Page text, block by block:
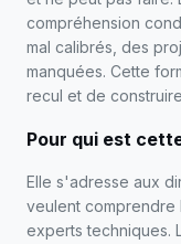
compréhension
mal calibrés, des
manquées. Cette
recul et de
Pour qui est
Elle s'adresse aux
veulent comprendre
experts techniques.